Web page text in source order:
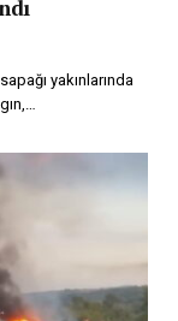
yakınlarında